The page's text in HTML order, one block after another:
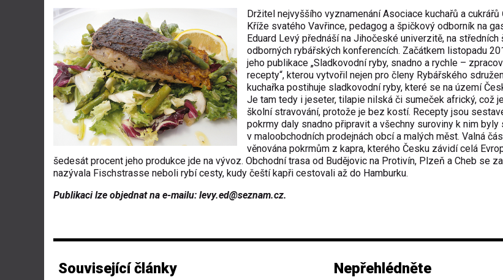
Držitel nejvyššího vyznamenání Asociace kuchařů a
Kříže svatého Vavřince, pedagog a špičkový odborník na
Eduard Levý přednáší na Jihočeské univerzitě, na středních
odborných rybářských konferencích. Začátkem listopadu
jeho publikace „Sladkovodní ryby, snadno a rychle –
recepty“, kterou vytvořil nejen pro členy Rybářského
kuchařka postihuje sladkovodní ryby, které se na území
Je tam tedy i jeseter, tilapie nilská či sumeček africký, což
školní stravování, protože je bez kostí. Recepty jsou
pokrmy daly snadno připravit a všechny suroviny k nim byly
v maloobchodních prodejnách obcí a malých měst. Valná
věnována pokrmům z kapra, kterého Česku závidí celá
šedesát procent jeho produkce jde na vývoz. Obchodní trasa od Budějovic na Protivín, Plzeň a Cheb se
nazývala Fischstrasse neboli rybí cesty, kudy čeští kapři cestovali až do Hamburku.
Publikaci lze objednat na e-mailu: levy.ed@seznam.cz.
Související články Nepřehlédněte